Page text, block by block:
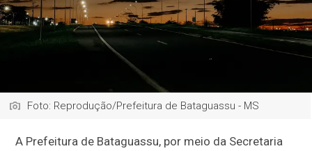
Foto: Reprodução/Prefeitura de Bataguassu - MS
A Prefeitura de Bataguassu, por meio da Secretaria